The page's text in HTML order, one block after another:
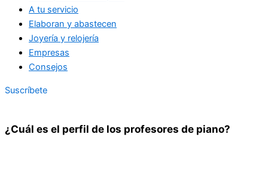
A tu servicio
Elaboran y abastecen
Joyería y relojería
Empresas
Consejos
Suscríbete
¿Cuál es el perfil de los profesores de piano?